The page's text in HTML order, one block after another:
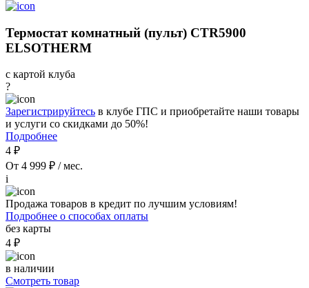
Термостат комнатный (пульт) CTR5900
ELSOTHERM
с картой клуба
?
Зарегистрируйтесь в клубе ГПС и приобретайте наши товары
и услуги со скидками до 50%!
Подробнее
4 ₽
От 4 999 ₽ / мес.
i
Продажа товаров в кредит по лучшим условиям!
Подробнее о способах оплаты
без карты
4 ₽
в наличии
Смотреть товар